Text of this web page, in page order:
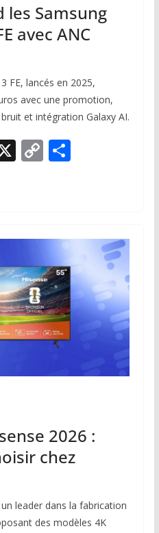
les Samsung
avec ANC
FE, lancés en 2025,
avec une promotion,
et intégration Galaxy AI.
X C
o
Li
n
k
P
er
2026 :
chez
leader dans la fabrication
des modèles 4K